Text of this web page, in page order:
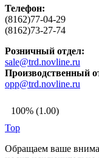
Телефон:
(8162)77-04-29
(8162)73-27-74
Розничный отдел:
sale@trd.novline.ru
Производственный
opp@trd.novline.ru
100% (1.00)
Top
Обращаем ваше